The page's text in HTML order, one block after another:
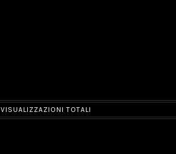
VISUALIZZAZIONI TOTALI